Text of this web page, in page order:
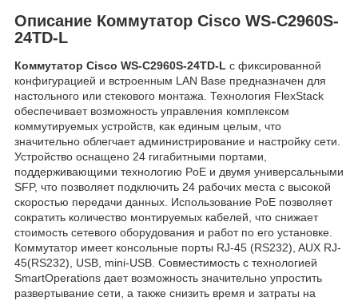
Описание Коммутатор Cisco WS-C2960S-
24TD-L
Коммутатор Cisco WS-C2960S-24TD-L с фиксированной
конфигурацией и встроенным LAN Base предназначен для
настольного или стекового монтажа. Технология FlexStack
обеспечивает возможность управления комплексом
коммутируемых устройств, как единым целым, что
значительно облегчает администрирование и настройку сети.
Устройство оснащено 24 гигабитными портами,
поддерживающими технологию PoE и двумя универсальными
SFP, что позволяет подключить 24 рабочих места с высокой
скоростью передачи данных. Использование PoE позволяет
сократить количество монтируемых кабелей, что снижает
стоимость сетевого оборудования и работ по его установке.
Коммутатор имеет консольные порты RJ-45 (RS232), AUX RJ-
45(RS232), USB, mini-USB. Совместимость с технологией
SmartOperations дает возможность значительно упростить
развертывание сети, а также снизить время и затраты на